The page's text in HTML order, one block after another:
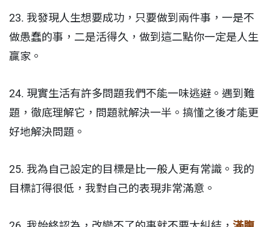
23. 我發現人生想要成功，只要做到兩件事，一是不
做愚蠢的事，二是活得久，做到這二點你一定是人生
贏家。
24. 現實生活有許多問題我們不能一味逃避。遇到難
題，徹底理解它，問題就解決一半。搞懂之後才能更
好地解決問題。
25. 我為自己設定的目標是比一般人更有常識。我的
目標訂得很低，我對自己的表現非常滿意。